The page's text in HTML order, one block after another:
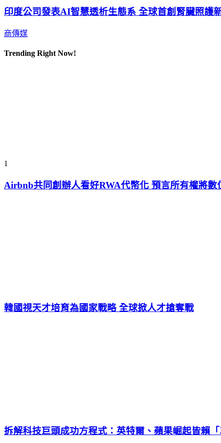
印度公司發表AI智慧透析生態系 全球首創腎臟照護
商傳媒
Trending Right Now!
1
Airbnb共同創辦人看好RWA代幣化 預言所有權將數
韓國視天才培育為國家戰略 全球掀人才搶奪戰
拆解科技巨頭成功方程式：英特爾、蘋果崛起皆賴「